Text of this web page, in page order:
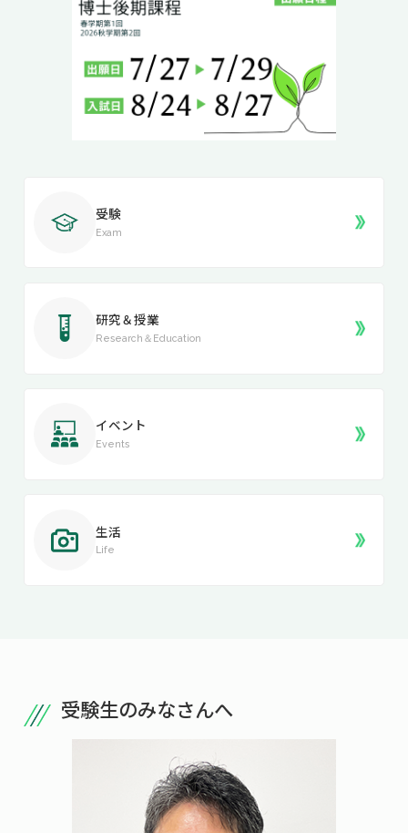
UCDオンラインゼミナール
受験
Exam
研究＆授業
Research＆Education
イベント
Events
生活
Life
受験生のみなさんへ